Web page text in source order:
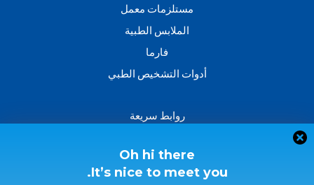
Oh hi there
It’s nice to meet you.
مستلزمات معمل
الملابس الطبية
فارما
أدوات التشخيص الطبي
روابط سريعة
اتصل بنا
سياسة الاسترداد والاسترجاع